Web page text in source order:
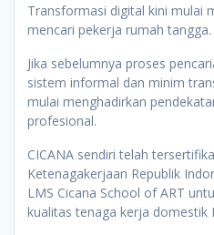
Transformasi digital kini mulai
mencari pekerja rumah tangga.
Jika sebelumnya proses
sistem informal dan minim
mulai menghadirkan
profesional.
CICANA sendiri telah
Ketenagakerjaan Republik
LMS Cicana School of ART
kualitas tenaga kerja domestik